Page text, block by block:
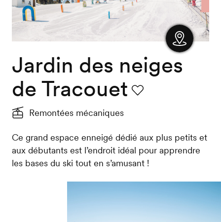
Afficher
Jardin des neiges
de Tracouet
Remontées mécaniques
Ce grand espace enneigé dédié aux plus petits et
aux débutants est l’endroit idéal pour apprendre
les bases du ski tout en s’amusant !